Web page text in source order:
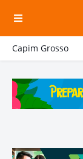
Capim Grosso